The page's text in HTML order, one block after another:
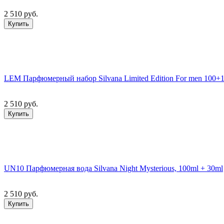
2 510 руб.
Купить
LEM Парфюмерный набор Silvana Limited Edition For men
2 510 руб.
Купить
UN10 Парфюмерная вода Silvana Night Mysterious, 100ml + 30ml
2 510 руб.
Купить